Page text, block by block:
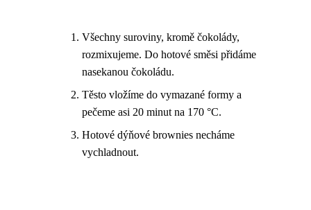
Všechny suroviny, kromě čokolády,
rozmixujeme. Do hotové směsi přidáme
nasekanou čokoládu.
Těsto vložíme do vymazané formy a
pečeme asi 20 minut na 170 °C.
Hotové dýňové brownies necháme
vychladnout.